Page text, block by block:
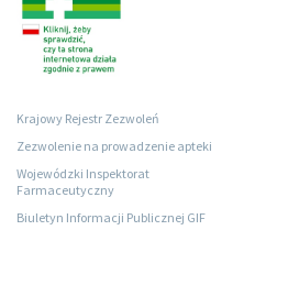
Krajowy Rejestr Zezwoleń
Zezwolenie na prowadzenie apteki
Wojewódzki Inspektorat
Farmaceutyczny
Biuletyn Informacji Publicznej GIF